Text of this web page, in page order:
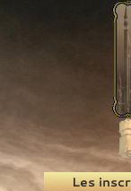
Recherche
Les